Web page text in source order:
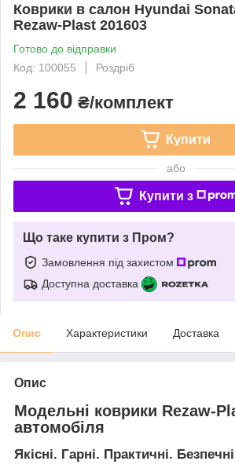
Коврики в салон Hyundai
Rezaw-Plast 201603
Готово до відправки
Код: 100055
Роздріб
2 160 ₴/комплект
Купити
або
Купити з
Що таке купити з Пром?
Замовлення під захистом
Доступна доставка
Опис Характеристики Доставка
Опис
Модельні коврики Rezaw-
автомобіля
Якісні. Гарні. Практичні.